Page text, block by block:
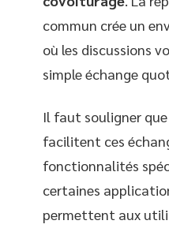
commun crée un
où les discussions
simple échange
Il faut souligner
facilitent ces
fonctionnalités
certaines
permettent aux